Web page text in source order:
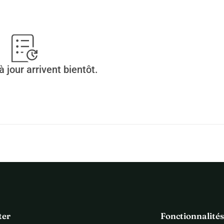
les vols : https://tinyurl.com/notele-lje
jour arrivent bientôt.